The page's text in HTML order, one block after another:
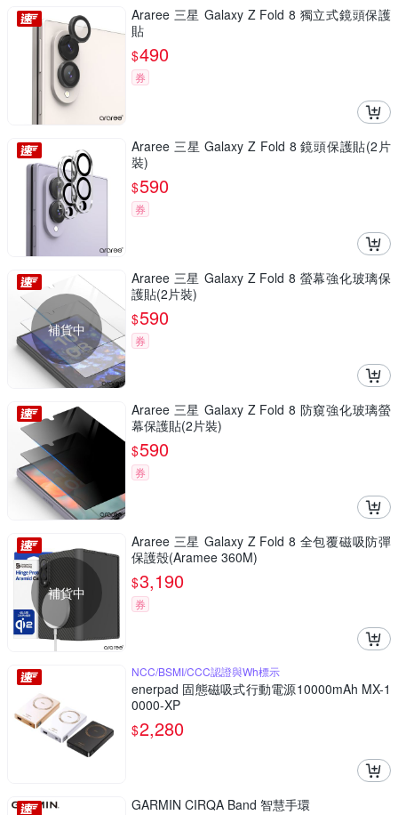
Araree 三星 Galaxy Z Fold 8 獨立式鏡頭保護
貼
$490
券
Araree 三星 Galaxy Z Fold 8 鏡頭保護貼(2片
裝)
$590
券
補貨中
Araree 三星 Galaxy Z Fold 8 螢幕強化玻璃保
護貼(2片裝)
$590
券
Araree 三星 Galaxy Z Fold 8 防窺強化玻璃螢
幕保護貼(2片裝)
$590
券
補貨中
Araree 三星 Galaxy Z Fold 8 全包覆磁吸防彈
保護殼(Aramee 360M)
$3,190
券
NCC/BSMI/CCC認證與Wh標示
enerpad 固態磁吸式行動電源10000mAh MX-1
0000-XP
$2,280
GARMIN CIRQA Band 智慧手環